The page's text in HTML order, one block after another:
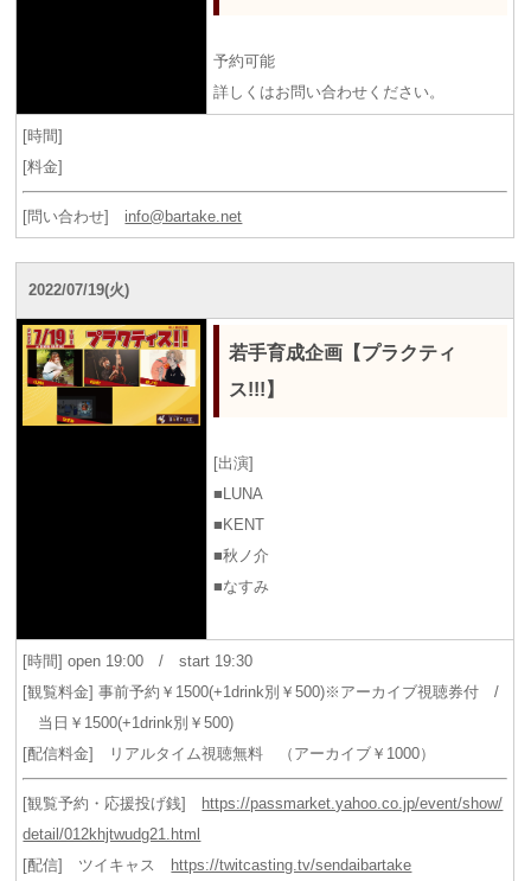
予約可能
詳しくはお問い合わせください。
[時間]
[料金]
[問い合わせ] info@bartake.net
2022/07/19(火)
若手育成企画【プラクティ
ス!!!】
[出演]
■LUNA
■KENT
■秋ノ介
■なすみ
[時間] open 19:00 / start 19:30
[観覧料金] 事前予約￥1500(+1drink別￥500)※アーカイブ視聴券付 /
当日￥1500(+1drink別￥500)
[配信料金] リアルタイム視聴無料 （アーカイブ￥1000）
[観覧予約・応援投げ銭] https://passmarket.yahoo.co.jp/event/show/
detail/012khjtwudg21.html
[配信] ツイキャス https://twitcasting.tv/sendaibartake